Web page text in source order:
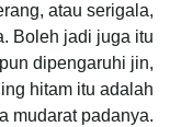
atau serigala,
Boleh jadi juga itu
dipengaruhi jin,
hitam itu adalah
mudarat padanya.